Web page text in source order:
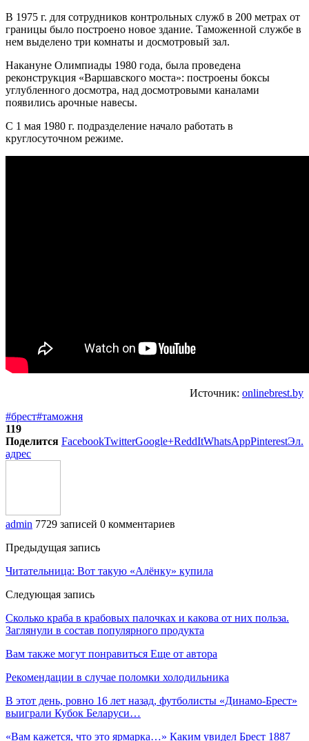
В 1975 г. для сотрудников контрольных служб в 200 метрах от
границы было построено новое здание. Таможенной службе в
нем выделено три комнаты и досмотровый зал.
Накануне Олимпиады 1980 года, была проведена
реконструкция «Варшавского моста»: построены боксы
углубленного досмотра, над досмотровыми каналами
появились арочные навесы.
С 1 мая 1980 г. подразделение начало работать в
круглосуточном режиме.
Источник: onlinebrest.by
#брест#таможня
119
Поделится FacebookTwitterGoogle+ReddItWhatsAppPinterestЭл.
адрес
admin 7729 записей 0 комментариев
Предыдущая запись
Читательница: Вот такую «Алёнку» купила
Следующая запись
Сколько краба в крабовых палочках и какова от них польза.
Заглянули в состав популярного продукта
Вам также могут понравиться Еще от автора
Рекомендации в случае поломки холодильника
В этот день, ровно 16 лет назад, футболисты «Динамо-Брест»
выиграли Кубок Беларуси…
«Вам кажется, что это ярмарка…» Каким увидел Брест 1887